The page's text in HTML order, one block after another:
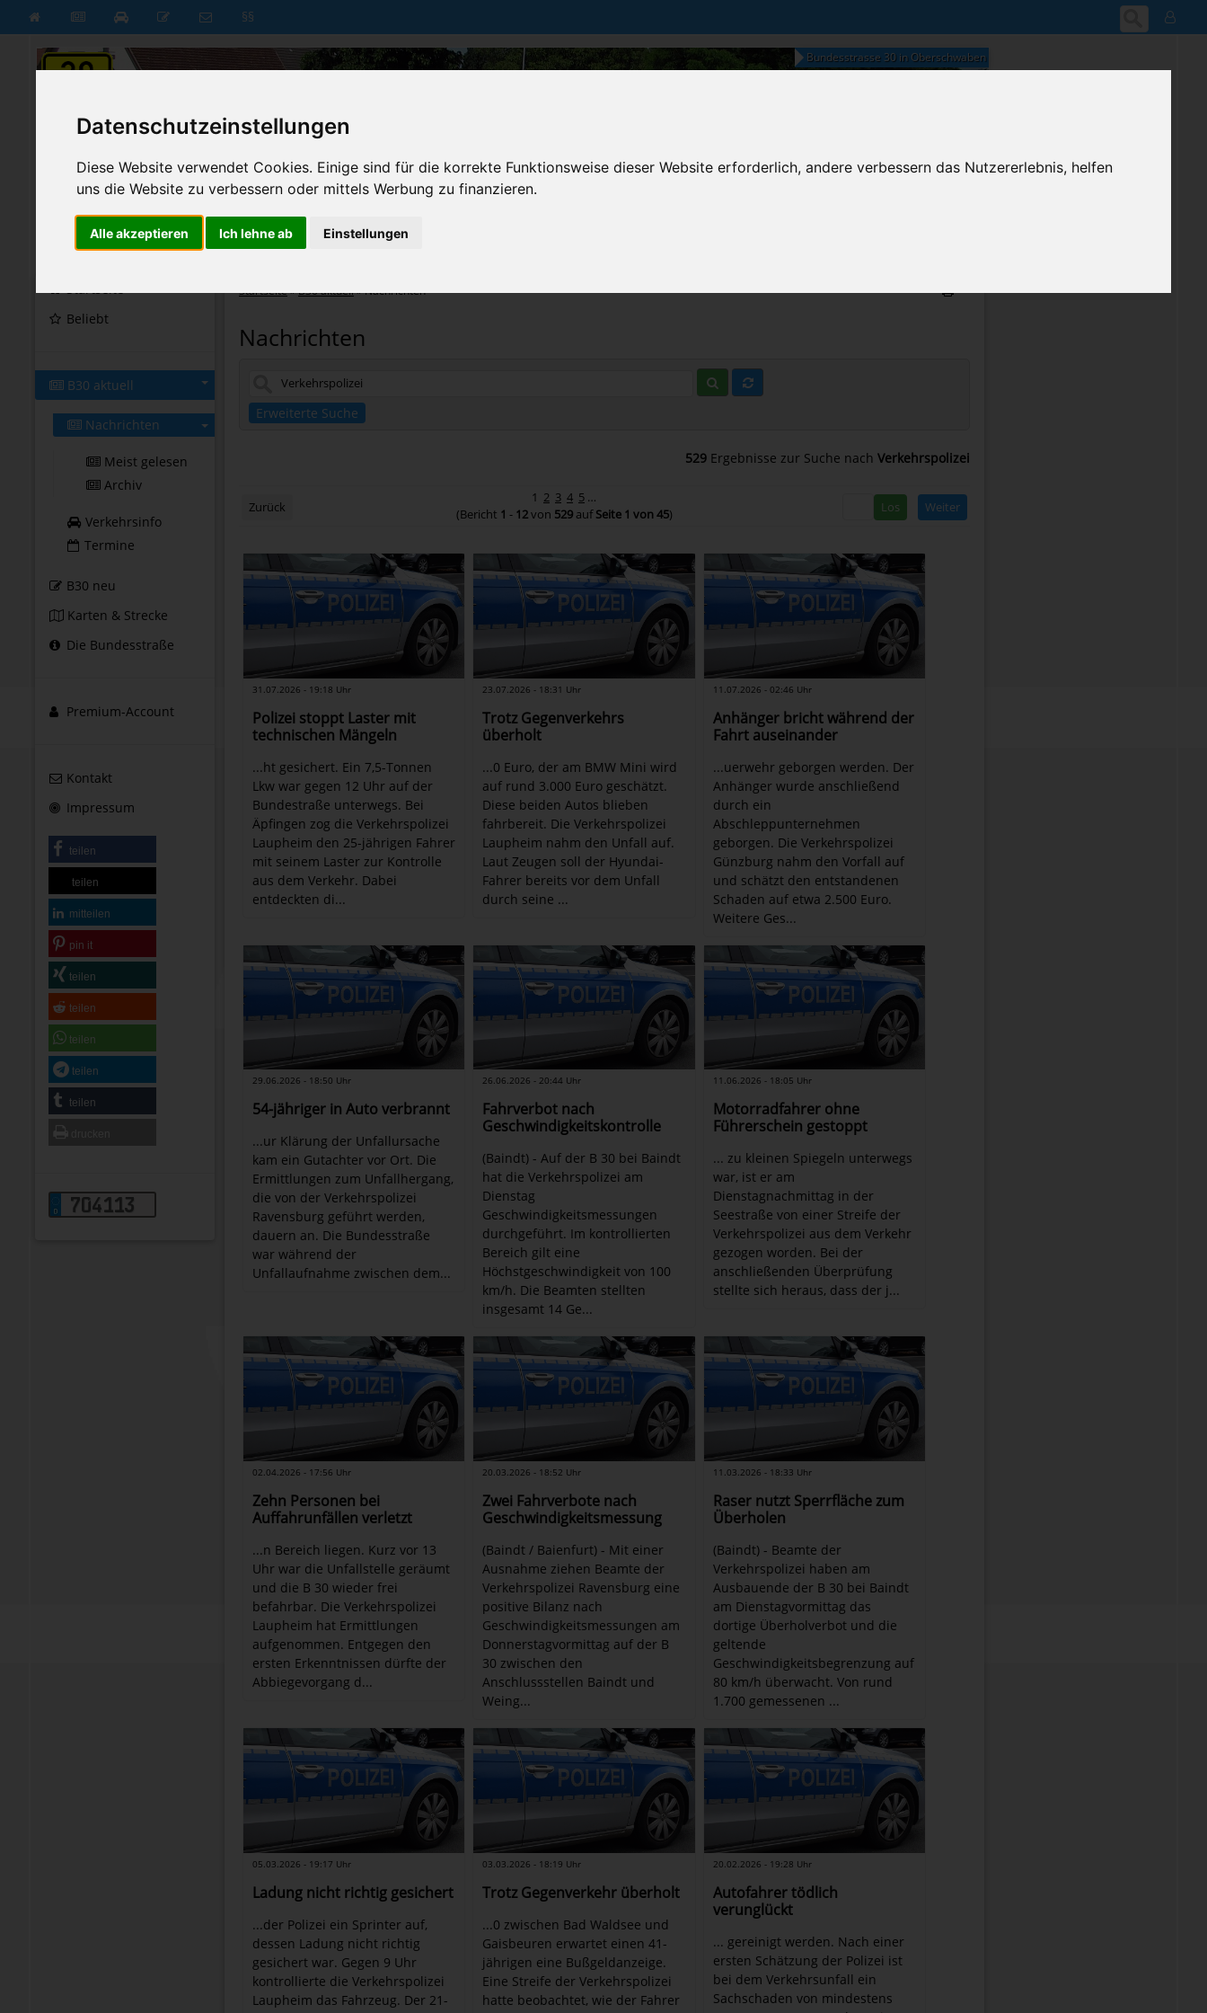
Datenschutzeinstellungen
Diese Website verwendet Cookies. Einige sind für die korrekte Funktionsweise dieser Website erforderlich, andere verbessern das Nutzererlebnis, helfen
uns die Website zu verbessern oder mittels Werbung zu finanzieren.
Alle akzeptieren Ich lehne ab Einstellungen
§§
Bundesstrasse 30 in Oberschwaben
09:44
B30 aktuell B30 neu
Startseite
Beliebt
B30 aktuell
Nachrichten
Meist gelesen
Archiv
Verkehrsinfo
Termine
B30 neu
Karten & Strecke
Die Bundesstraße
Premium-Account
Kontakt
Impressum
teilen
teilen
mitteilen
pin it
teilen
teilen
teilen
teilen
teilen
704113
Startseite»B30 aktuell»Nachrichten
Nachrichten
Erweiterte Suche
529 Ergebnisse zur Suche nach Verkehrspolizei
Zurück
1 2 3 4 5 …
(Bericht 1 - 12von 529aufSeite 1 von 45) Weiter
31.07.2026 - 19:18 Uhr
Polizei stoppt Laster mit
technischen Mängeln
...ht gesichert. Ein 7,5-Tonnen
Lkw war gegen 12 Uhr auf der
Bundestraße unterwegs. Bei
Äpfingen zog die Verkehrspolizei
Laupheim den 25-jährigen Fahrer
mit seinem Laster zur Kontrolle
aus dem Verkehr. Dabei
entdeckten di...
23.07.2026 - 18:31 Uhr
Trotz Gegenverkehrs
überholt
...0 Euro, der am BMW Mini wird
auf rund 3.000 Euro geschätzt.
Diese beiden Autos blieben
fahrbereit. Die Verkehrspolizei
Laupheim nahm den Unfall auf.
Laut Zeugen soll der Hyundai-
Fahrer bereits vor dem Unfall
durch seine ...
11.07.2026 - 02:46 Uhr
Anhänger bricht während der
Fahrt auseinander
...uerwehr geborgen werden. Der
Anhänger wurde anschließend
durch ein
Abschleppunternehmen
geborgen. Die Verkehrspolizei
Günzburg nahm den Vorfall auf
und schätzt den entstandenen
Schaden auf etwa 2.500 Euro.
Weitere Ges...
29.06.2026 - 18:50 Uhr
54-jähriger in Auto verbrannt
...ur Klärung der Unfallursache
kam ein Gutachter vor Ort. Die
Ermittlungen zum Unfallhergang,
die von der Verkehrspolizei
Ravensburg geführt werden,
dauern an. Die Bundesstraße
war während der
Unfallaufnahme zwischen dem...
26.06.2026 - 20:44 Uhr
Fahrverbot nach
Geschwindigkeitskontrolle
(Baindt) - Auf der B 30 bei Baindt
hat die Verkehrspolizei am
Dienstag
Geschwindigkeitsmessungen
durchgeführt. Im kontrollierten
Bereich gilt eine
Höchstgeschwindigkeit von 100
km/h. Die Beamten stellten
insgesamt 14 Ge...
11.06.2026 - 18:05 Uhr
Motorradfahrer ohne
Führerschein gestoppt
... zu kleinen Spiegeln unterwegs
war, ist er am
Dienstagnachmittag in der
Seestraße von einer Streife der
Verkehrspolizei aus dem Verkehr
gezogen worden. Bei der
anschließenden Überprüfung
stellte sich heraus, dass der j...
02.04.2026 - 17:56 Uhr
Zehn Personen bei
Auffahrunfällen verletzt
...n Bereich liegen. Kurz vor 13
Uhr war die Unfallstelle geräumt
und die B 30 wieder frei
befahrbar. Die Verkehrspolizei
Laupheim hat Ermittlungen
aufgenommen. Entgegen den
ersten Erkenntnissen dürfte der
Abbiegevorgang d...
20.03.2026 - 18:52 Uhr
Zwei Fahrverbote nach
Geschwindigkeitsmessung
(Baindt / Baienfurt) - Mit einer
Ausnahme ziehen Beamte der
Verkehrspolizei Ravensburg eine
positive Bilanz nach
Geschwindigkeitsmessungen am
Donnerstagvormittag auf der B
30 zwischen den
Anschlussstellen Baindt und
Weing...
11.03.2026 - 18:33 Uhr
Raser nutzt Sperrfläche zum
Überholen
(Baindt) - Beamte der
Verkehrspolizei haben am
Ausbauende der B 30 bei Baindt
am Dienstagvormittag das
dortige Überholverbot und die
geltende
Geschwindigkeitsbegrenzung auf
80 km/h überwacht. Von rund
1.700 gemessenen ...
05.03.2026 - 19:17 Uhr
Ladung nicht richtig gesichert
...der Polizei ein Sprinter auf,
dessen Ladung nicht richtig
gesichert war. Gegen 9 Uhr
kontrollierte die Verkehrspolizei
Laupheim das Fahrzeug. Der 21-
03.03.2026 - 18:19 Uhr
Trotz Gegenverkehr überholt
...0 zwischen Bad Waldsee und
Gaisbeuren erwartet einen 41-
jährigen eine Bußgeldanzeige.
Eine Streife der Verkehrspolizei
hatte beobachtet, wie der Fahrer
20.02.2026 - 19:28 Uhr
Autofahrer tödlich
verunglückt
... gereinigt werden. Nach einer
ersten Schätzung der Polizei ist
bei dem Verkehrsunfall ein
Sachschaden von mindestens